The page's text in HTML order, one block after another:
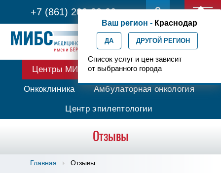
+7 (861) 200-83-22
Ваш регион - Краснодар
ДА ДРУГОЙ РЕГИОН
Список услуг и цен зависит
от выбранного города
Центры МИБС Протонная терапия
Онкоклиника Амбулаторная онкология
Центр эпилептологии
Отзывы
Главная Отзывы